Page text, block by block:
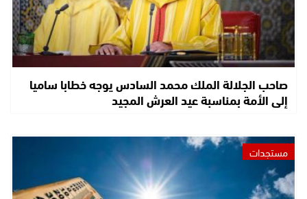
صاحب الجلالة الملك محمد السادس يوجه خطابا ساميا
إلى الأمة بمناسبة عيد العرش المجيد
مستجدات